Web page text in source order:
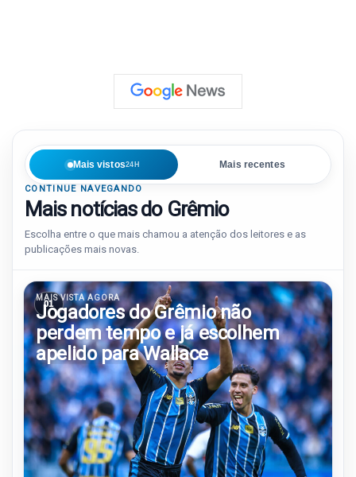
Mais vistos24H Mais recentes
CONTINUE NAVEGANDO
Mais notícias do Grêmio
Escolha entre o que mais chamou a atenção dos leitores e as
publicações mais novas.
01
MAIS VISTA AGORA
Jogadores do Grêmio não
perdem tempo e já escolhem
apelido para Wallace